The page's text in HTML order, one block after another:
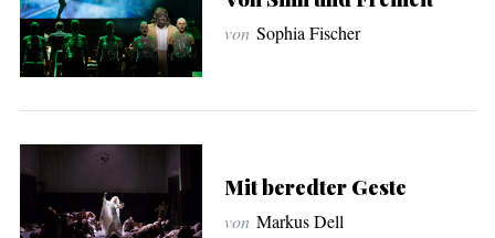
von Sophia Fischer
Mit beredter Geste
von Markus Dell